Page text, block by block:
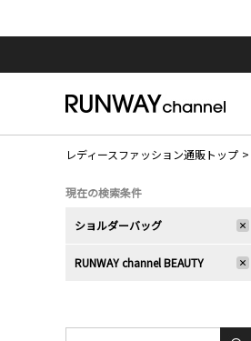
レディースファッション通販トップ
現在の検索条件
ショルダーバッグ
RUNWAY channel BEAUTY